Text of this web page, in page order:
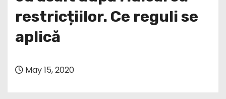
restricțiilor. Ce reguli se
aplică
May 15, 2020